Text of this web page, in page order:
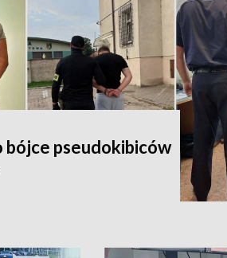
bójce pseudokibiców